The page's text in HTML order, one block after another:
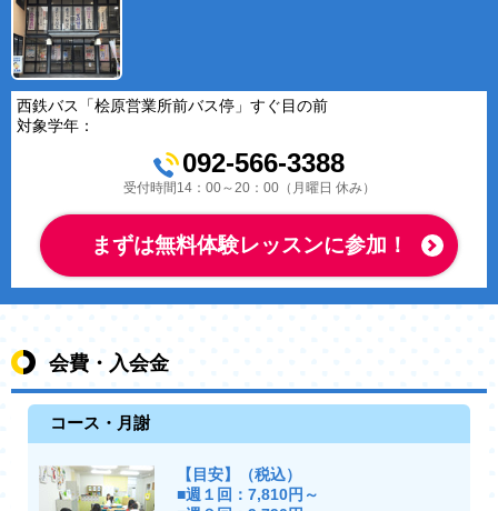
西鉄バス「桧原営業所前バス停」すぐ目の前
対象学年：
092-566-3388
受付時間14：00～20：00（月曜日 休み）
まずは無料体験レッスンに参加！
会費・入会金
コース・月謝
【目安】（税込）
■週１回：7,810円～